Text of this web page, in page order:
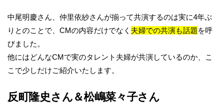
中尾明慶さん、仲里依紗さんが揃って共演するのは実に4年ぶ
りとのことで、CMの内容だけでなく 夫婦での共演も話題を呼
びました。
他にはどんなCMで実のタレント夫婦が共演しているのか、こ
こで少しだけご紹介いたします。
反町隆史さん＆松嶋菜々子さん